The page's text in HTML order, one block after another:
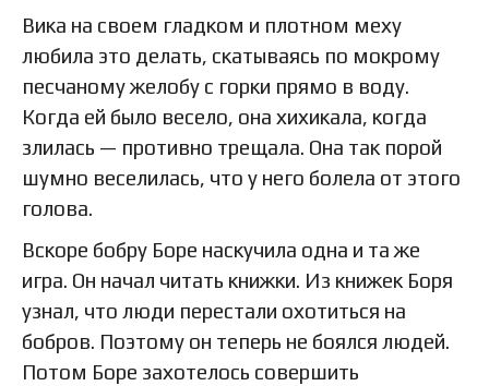
Вика на своем гладком и плотном меху
любила это делать, скатываясь по мокрому
песчаному желобу с горки прямо в воду.
Когда ей было весело, она хихикала, когда
злилась — противно трещала. Она так порой
шумно веселилась, что у него болела от этого
голова.
Вскоре бобру Боре наскучила одна и та же
игра. Он начал читать книжки. Из книжек Боря
узнал, что люди перестали охотиться на
бобров. Поэтому он теперь не боялся людей.
Потом Боре захотелось совершить